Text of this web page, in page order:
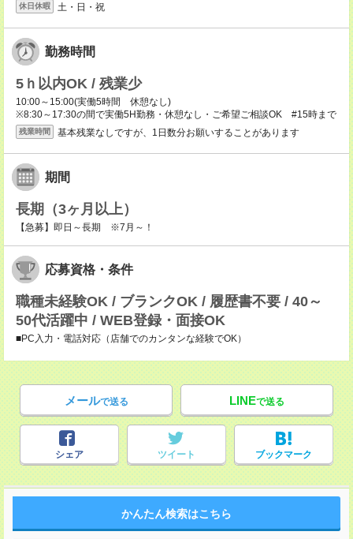
休日休暇 土・日・祝
勤務時間
5ｈ以内OK / 残業少
10:00～15:00(実働5時間 休憩なし)
※8:30～17:30の間で実働5H勤務・休憩なし・ご希望ご相談OK #15時まで
残業時間 基本残業なしですが、1日数分お願いすることがあります
期間
長期（3ヶ月以上）
【急募】即日～長期 ※7月～！
応募資格・条件
職種未経験OK / ブランクOK / 履歴書不要 / 40～
50代活躍中 / WEB登録・面接OK
■PC入力・電話対応（店舗でのカンタンな経験でOK）
メールで送る LINEで送る
シェア ツイート ブックマーク
かんたん検索はこちら